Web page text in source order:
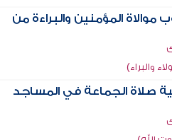
موالاة المؤمنين والبراءة من
والبراء)
صلاة الجماعة في المساجد